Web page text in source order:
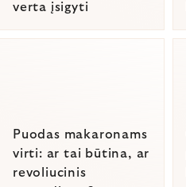
verta įsigyti
Puodas makaronams
virti: ar tai būtina, ar
revoliucinis